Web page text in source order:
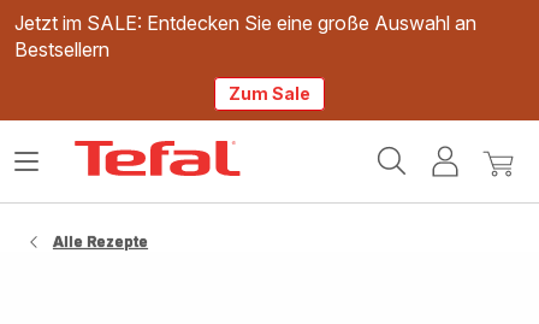
Jetzt im SALE: Entdecken Sie eine große Auswahl an
Bestsellern
Zum Sale
Mein
Mein
Das
Alle Rezepte